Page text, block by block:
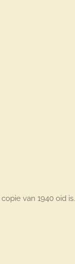
van 1940 oid is.